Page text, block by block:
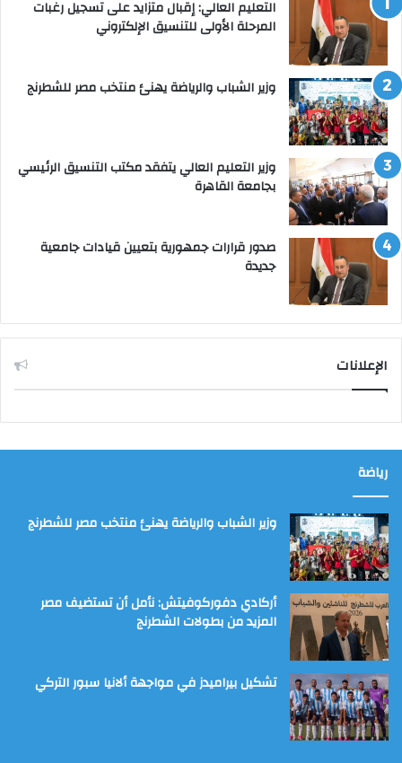
التعليم العالي: إقبال متزايد على تسجيل رغبات
المرحلة الأولى للتنسيق الإلكتروني
وزير الشباب والرياضة يهنئ منتخب مصر للشطرنج
وزير التعليم العالي يتفقد مكتب التنسيق الرئيسي
بجامعة القاهرة
صدور قرارات جمهورية بتعيين قيادات جامعية
جديدة
الإعلانات
رياضة
وزير الشباب والرياضة يهنئ منتخب مصر للشطرنج
أركادي دفوركوفيتش: نأمل أن تستضيف مصر
المزيد من بطولات الشطرنج
تشكيل بيراميدز في مواجهة ألانيا سبور التركي